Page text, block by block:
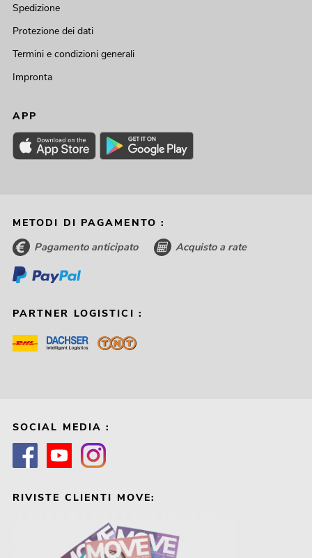
Spedizione
Protezione dei dati
Termini e condizioni generali
Impronta
APP
METODI DI PAGAMENTO :
Pagamento anticipato Acquisto a rate
PARTNER LOGISTICI :
SOCIAL MEDIA :
RIVISTE CLIENTI MOVE: